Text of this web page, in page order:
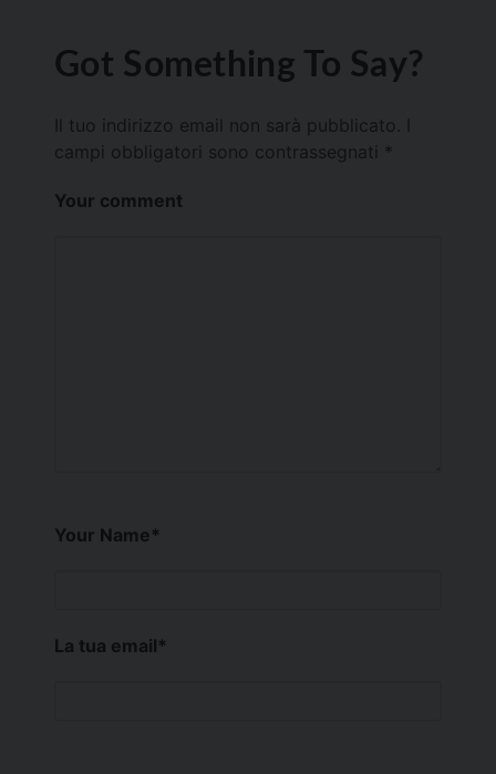
Got Something To Say?
Il tuo indirizzo email non sarà pubblicato.
campi obbligatori sono contrassegnati *
Your comment
Your Name*
La tua email*